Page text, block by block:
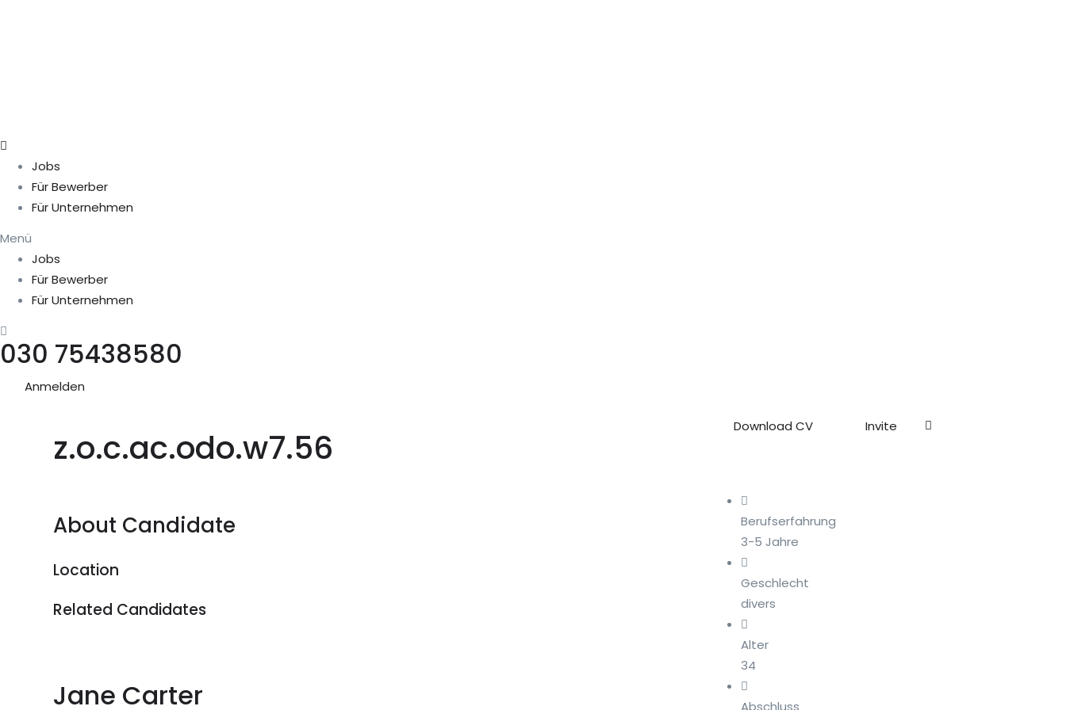
Jobs
Für Bewerber
Für Unternehmen
Menü
Jobs
Für Bewerber
Für Unternehmen
030 75438580
Anmelden
z.o.c.ac.odo.w7.56
Download CV Invite
About Candidate
Location
Related Candidates
Jane Carter
Berufserfahrung
3-5 Jahre
Geschlecht
divers
Alter
34
Abschluss